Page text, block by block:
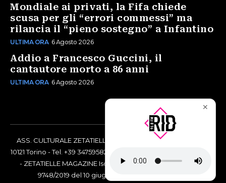
Mondiale ai privati, la Fifa chiede
scusa per gli “errori commessi” ma
rilancia il “pieno sostegno” a Infantino
ULTIMA ORA 6 Agosto 2026
Addio a Francesco Guccini, il
cantautore morto a 86 anni
ULTIMA ORA 6 Agosto 2026
ASS. CULTURALE ZETATIELLE OFF via Vittorio Amedeo II, 21 -
10121 Torino - Tel. +39 3475958238 - Codice Fiscale 97883690014
- ZETATIELLE MAGAZINE Iscrizione al Tribunale di Torino n°
9748/2019 del 10 giugno 2019 - RG n. 16073/2019
✕